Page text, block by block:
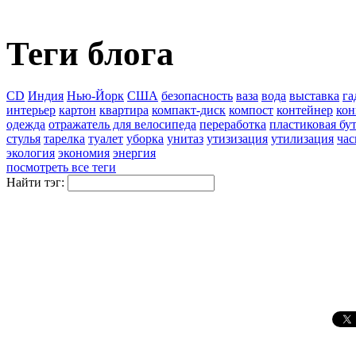
Теги блога
CD Индия Нью-Йорк США безопасность ваза вода выставка
интерьер картон квартира компакт-диск компост контейнер
одежда отражатель для велосипеда переработка пластиковая
стулья тарелка туалет уборка унитаз утизизация утилизация
экология экономия энергия
посмотреть все теги
Найти тэг: